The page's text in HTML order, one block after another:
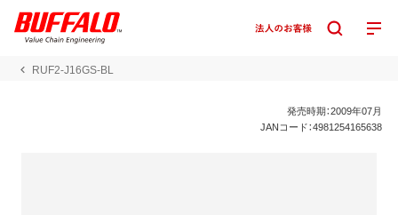
RUF2-J16GS-BL
発売時期：2009年07月
JANコード：4981254165638